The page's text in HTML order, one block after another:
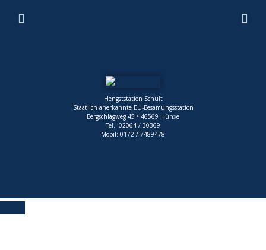
Hengststation Schult
Staatlich anerkannte EU-Besamungsstation
Bergschlagweg 45 • 46569 Hünxe
Tel.: 02064 / 30369
Mobil: 0172 / 7489478